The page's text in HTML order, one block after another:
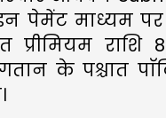
पेमेंट माध्यम
प्रीमियम
के पश्चात